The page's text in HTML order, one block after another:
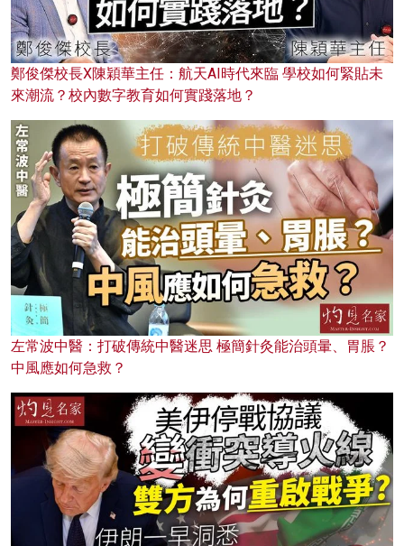
鄭俊傑校長X陳穎華主任：航天AI時代來臨 學校如何緊貼未
來潮流？校內數字教育如何實踐落地？
左常波中醫：打破傳統中醫迷思 極簡針灸能治頭暈、胃脹？
中風應如何急救？